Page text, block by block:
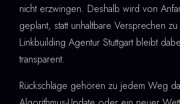
nicht erzwingen. Deshalb wird von
geplant, statt unhaltbare Versprechen zu
Linkbuilding Agentur Stuttgart bleibt
transparent.
Rückschläge gehören zu jedem Weg